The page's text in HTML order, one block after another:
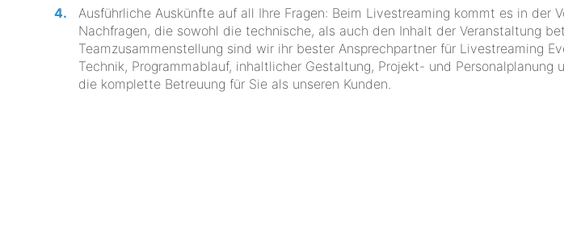
Ausführliche Auskünfte auf all Ihre Fragen: Beim Livestreaming kommt es in der
Nachfragen, die sowohl die technische, als auch den Inhalt der Veranstaltung
Teamzusammenstellung sind wir ihr bester Ansprechpartner für Livestreaming
Technik, Programmablauf, inhaltlicher Gestaltung, Projekt- und Personalplanung
die komplette Betreuung für Sie als unseren Kunden.